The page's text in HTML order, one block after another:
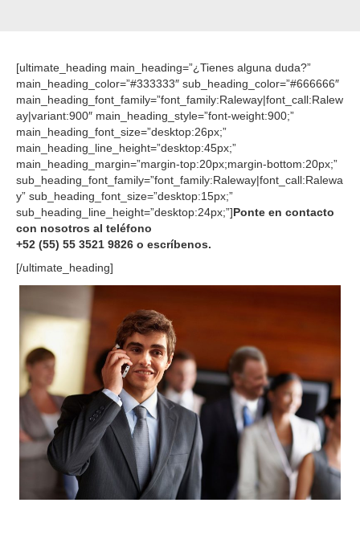
[ultimate_heading main_heading=”¿Tienes alguna duda?”
main_heading_color=”#333333″ sub_heading_color=”#666666″
main_heading_font_family=”font_family:Raleway|font_call:Ralew
ay|variant:900″ main_heading_style=”font-weight:900;”
main_heading_font_size=”desktop:26px;”
main_heading_line_height=”desktop:45px;”
main_heading_margin=”margin-top:20px;margin-bottom:20px;”
sub_heading_font_family=”font_family:Raleway|font_call:Ralewa
y” sub_heading_font_size=”desktop:15px;”
sub_heading_line_height=”desktop:24px;”]Ponte en contacto
con nosotros al teléfono
+52 (55) 55 3521 9826 o escríbenos.
[/ultimate_heading]